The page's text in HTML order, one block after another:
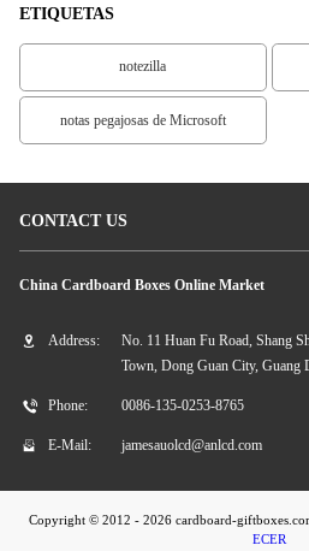
ETIQUETAS
notezilla
notas pegajosas de Microsoft
CONTACT US
China Cardboard Boxes Online Market
Address:
No. 11 Huan Fu Road, Shang
Town, Dong Guan City, Guang
Phone: 0086-135-0253-8765
E-Mail: jamesauolcd@anlcd.com
Copyright © 2012 - 2026 cardboard-
ECER